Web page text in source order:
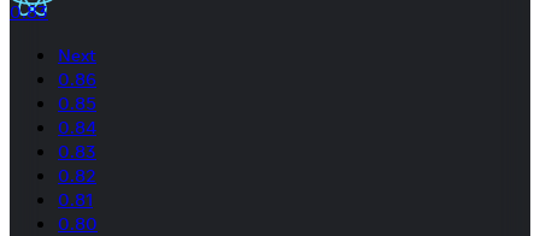
0.83
Next
0.86
0.85
0.84
0.83
0.82
0.81
0.80